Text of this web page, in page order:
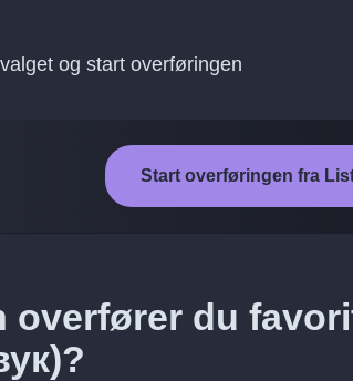
og start overføringen
Start overføringen fra
overfører du